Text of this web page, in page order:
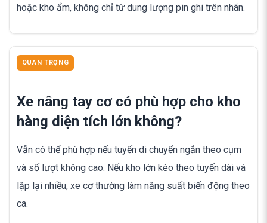
hoặc kho ẩm, không chỉ từ dung lượng pin ghi trên nhãn.
QUAN TRỌNG
Xe nâng tay cơ có phù hợp cho kho
hàng diện tích lớn không?
Vẫn có thể phù hợp nếu tuyến di chuyển ngắn theo cụm
và số lượt không cao. Nếu kho lớn kéo theo tuyến dài và
lặp lại nhiều, xe cơ thường làm năng suất biến động theo
ca.